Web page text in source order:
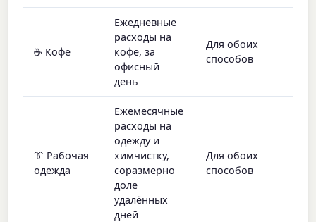
☕ Кофе
Ежедневные
расходы на
кофе, за
офисный
день
Для обоих
способов
👔 Рабочая
одежда
Ежемесячные
расходы на
одежду и
химчистку,
соразмерно
доле
удалённых
дней
Для обоих
способов